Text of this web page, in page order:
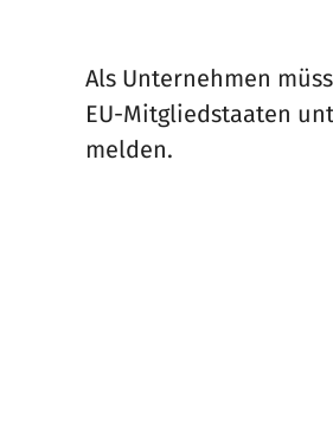
Als Unternehmen
EU-Mitgliedstaaten
melden.